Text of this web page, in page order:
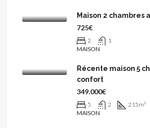
Maison 2 chambres
725€
2
1
MAISON
Récente maison 5
confort
349.000€
5 2 215m²
MAISON